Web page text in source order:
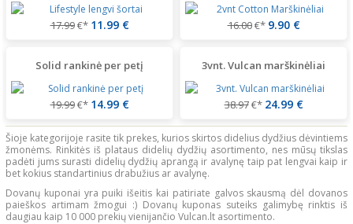
17.99€* 11.99 € 16.00€* 9.90 €
Solid rankinė per petį
19.99€* 14.99 €
3vnt. Vulcan marškinėliai
38.97€* 24.99 €
Šioje kategorijoje rasite tik prekes, kurios skirtos didelius dydžius dėvintiems
žmonėms. Rinkitės iš plataus didelių dydžių asortimento, nes mūsų tikslas
padėti jums surasti didelių dydžių aprangą ir avalynę taip pat lengvai kaip ir
bet kokius standartinius drabužius ar avalynę.
Dovanų kuponai yra puiki išeitis kai patiriate galvos skausmą dėl dovanos
paieškos artimam žmogui :) Dovanų kuponas suteiks galimybę rinktis iš
daugiau kaip 10 000 prekių vienijančio Vulcan.lt asortimento.